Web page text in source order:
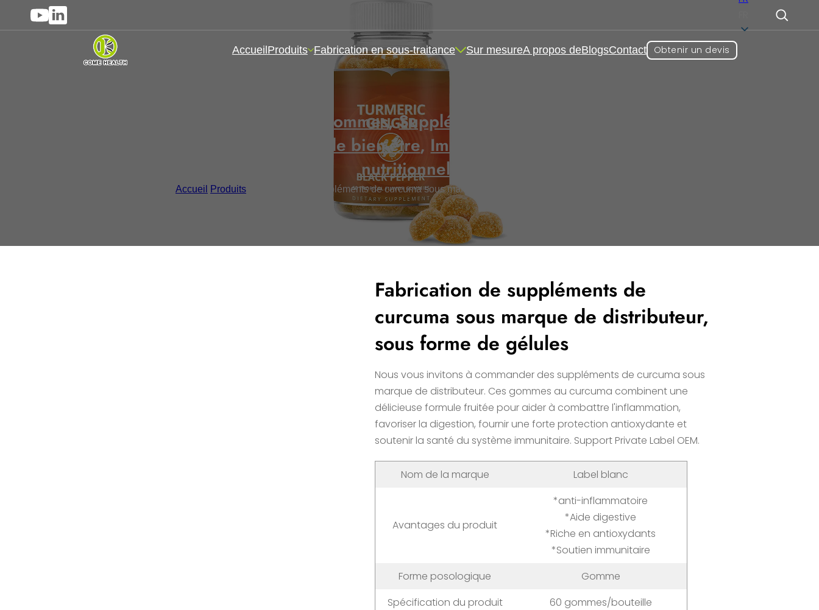
AccueilProduits Fabrication en sous-traitance Sur mesureA propos deBlogsContact Obtenir un devis
Suppléments sous forme de gommes,Suppléments pour la beauté et l'anti-âge
Suppléments pour la santé et le bien-être, Immunité et protection
nutritionnels
Accueil Produits/ Fabrication de suppléments de curcuma sous marque de distributeur, sous forme de gélules
Fabrication de suppléments de
curcuma sous marque de distributeur,
sous forme de gélules
Nous vous invitons à commander des suppléments de curcuma sous
marque de distributeur. Ces gommes au curcuma combinent une
délicieuse formule fruitée pour aider à combattre l'inflammation,
favoriser la digestion, fournir une forte protection antioxydante et
soutenir la santé du système immunitaire. Support Private Label OEM.
Nom de la marque Label blanc
Avantages du produit
*anti-inflammatoire
*Aide digestive
*Riche en antioxydants
*Soutien immunitaire
Forme posologique
Gomme
Spécification du produit
60 gommes/bouteille